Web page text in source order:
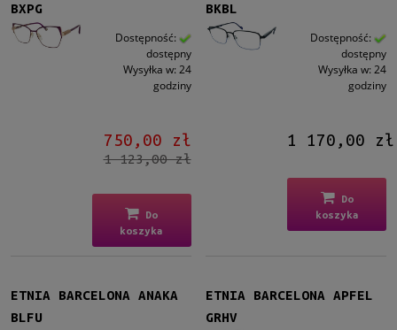
Męskie
(41)
Brązowy/Beżowy (13)
Niebieski
BXPG
Dostępność:
dostępny
Wysyłka w: 24
godziny
750,00 zł
1 123,00 zł
Do
koszyka
BKBL
Dostępność:
dostępny
Wysyłka w: 24
godziny
1 170,00 zł
Do
koszyka
ETNIA BARCELONA ANAKA
BLFU
ETNIA BARCELONA APFEL
GRHV